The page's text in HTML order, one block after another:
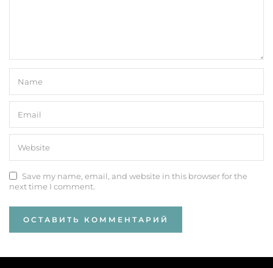
Save my name, email, and website in this browser for the
next time I comment.